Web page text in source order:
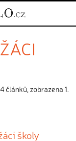
článků, zobrazena 1.
školy